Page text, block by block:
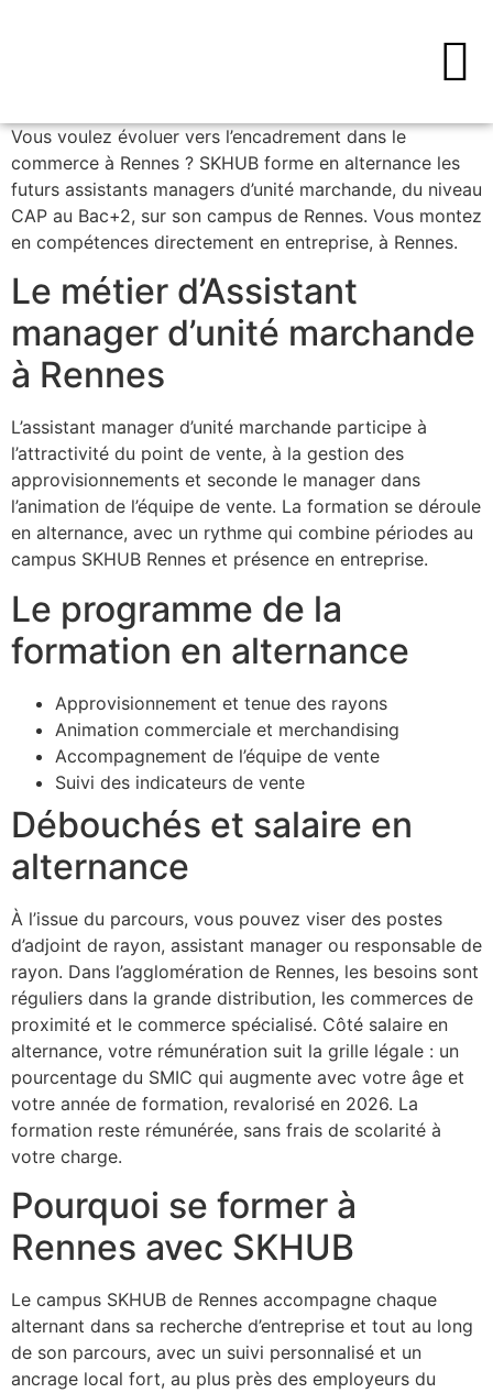
Vous voulez évoluer vers l’encadrement dans le
commerce à Rennes ? SKHUB forme en alternance les
futurs assistants managers d’unité marchande, du niveau
CAP au Bac+2, sur son campus de Rennes. Vous montez
en compétences directement en entreprise, à Rennes.
Le métier d’Assistant
manager d’unité marchande
à Rennes
L’assistant manager d’unité marchande participe à
l’attractivité du point de vente, à la gestion des
approvisionnements et seconde le manager dans
l’animation de l’équipe de vente. La formation se déroule
en alternance, avec un rythme qui combine périodes au
campus SKHUB Rennes et présence en entreprise.
Le programme de la
formation en alternance
Approvisionnement et tenue des rayons
Animation commerciale et merchandising
Accompagnement de l’équipe de vente
Suivi des indicateurs de vente
Débouchés et salaire en
alternance
À l’issue du parcours, vous pouvez viser des postes
d’adjoint de rayon, assistant manager ou responsable de
rayon. Dans l’agglomération de Rennes, les besoins sont
réguliers dans la grande distribution, les commerces de
proximité et le commerce spécialisé. Côté salaire en
alternance, votre rémunération suit la grille légale : un
pourcentage du SMIC qui augmente avec votre âge et
votre année de formation, revalorisé en 2026. La
formation reste rémunérée, sans frais de scolarité à
votre charge.
Pourquoi se former à
Rennes avec SKHUB
Le campus SKHUB de Rennes accompagne chaque
alternant dans sa recherche d’entreprise et tout au long
de son parcours, avec un suivi personnalisé et un
ancrage local fort, au plus près des employeurs du